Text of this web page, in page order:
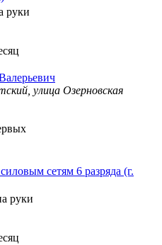
руки
улица Озерновская
сетям 6 разряда (г.
руки